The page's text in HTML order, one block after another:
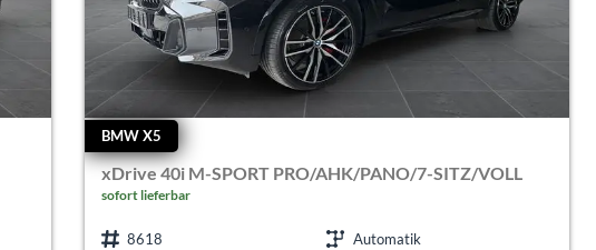
BMW X5
xDrive 40i M-SPORT PRO/AHK/PANO/7-SITZ/VOLL
sofort lieferbar
8618
Automatik